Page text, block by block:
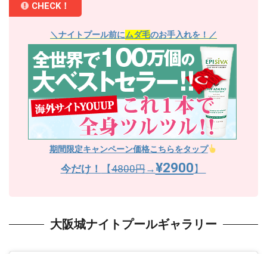
CHECK！
＼ナイトプール前にムダ毛のお手入れを！／
期間限定キャンペーン価格こちらをタップ
今だけ！ 【4800円→¥2900 】
大阪城ナイトプールギャラリー